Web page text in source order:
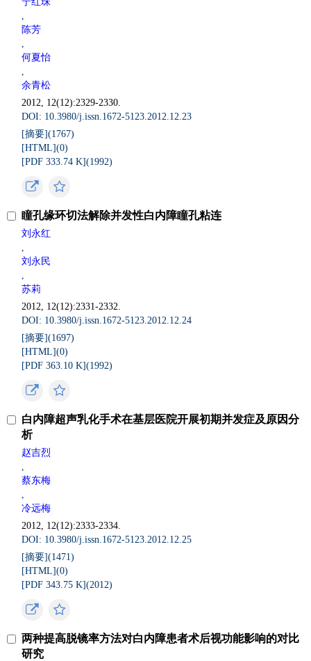
,
陈芳
,
何夏怡
,
余青松
2012, 12(12):2329-2330.
DOI: 10.3980/j.issn.1672-5123.2012.12.23
[摘要](1767)
[HTML](0)
[PDF 333.74 K](1992)
瞳孔缘环切法解除并发性白内障瞳孔粘连
刘永红
,
刘永民
,
苏莉
2012, 12(12):2331-2332.
DOI: 10.3980/j.issn.1672-5123.2012.12.24
[摘要](1697)
[HTML](0)
[PDF 363.10 K](1992)
白内障超声乳化手术在基层医院开展初期并发症及原因分
析
赵吉烈
,
蔡东梅
,
冷远梅
2012, 12(12):2333-2334.
DOI: 10.3980/j.issn.1672-5123.2012.12.25
[摘要](1471)
[HTML](0)
[PDF 343.75 K](2012)
两种提高脱镜率方法对白内障患者术后视功能影响的对比
研究